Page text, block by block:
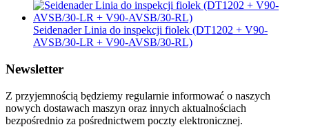
Seidenader Linia do inspekcji fiolek (DT1202 + V90-
AVSB/30-LR + V90-AVSB/30-RL)
Newsletter
Z przyjemnością będziemy regularnie informować o naszych
nowych dostawach maszyn oraz innych aktualnościach
bezpośrednio za pośrednictwem poczty elektronicznej.